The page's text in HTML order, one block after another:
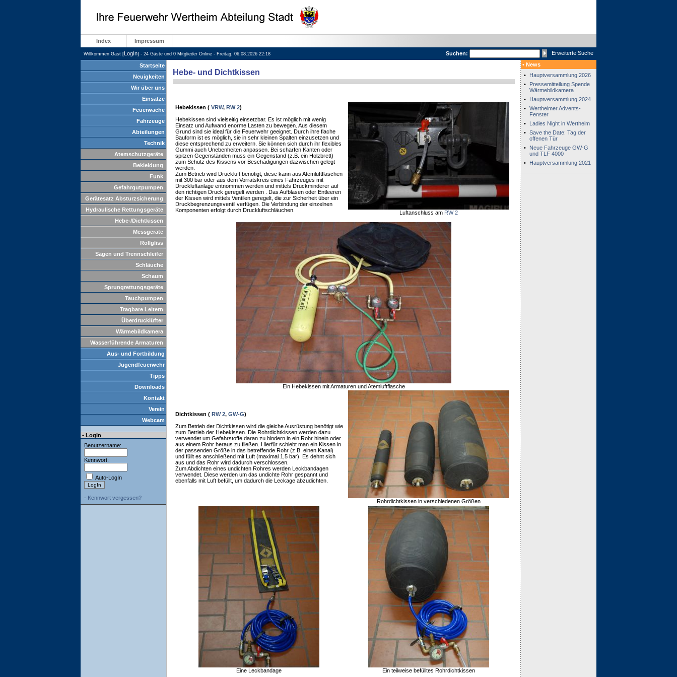
Index Impressum
Willkommen Gast [LogIn] - 24 Gäste und 0 Mitglieder Online - Freitag, 06.08.2026 22:18 Suchen: Erweiterte Suche
Startseite
Neuigkeiten
Wir über uns
Einsätze
Feuerwache
Fahrzeuge
Abteilungen
Technik
Atemschutzgeräte
Bekleidung
Funk
Gefahrgutpumpen
Gerätesatz Absturzsicherung
Hydraulische Rettungsgeräte
Hebe-/Dichtkissen
Messgeräte
Rollgliss
Sägen und Trennschleifer
Schläuche
Schaum
Sprungrettungsgeräte
Tauchpumpen
Tragbare Leitern
Überdrucklüfter
Wärmebildkamera
Wasserführende Armaturen
Aus- und Fortbildung
Jugendfeuerwehr
Tipps
Downloads
Kontakt
Verein
Webcam
• LogIn
Benutzername:
Kennwort:
Auto-LogIn
- Kennwort vergessen?
Hebe- und Dichtkissen
Hebekissen (VRW, RW 2)
Hebekissen sind vielseitig einsetzbar. Es ist möglich mit wenig
Einsatz und Aufwand enorme Lasten zu bewegen. Aus diesem
Grund sind sie ideal für die Feuerwehr geeignet. Durch ihre flache
Bauform ist es möglich, sie in sehr kleinen Spalten einzusetzen und
diese entsprechend zu erweitern. Sie können sich durch ihr flexibles
Gummi auch Unebenheiten anpassen. Bei scharfen Kanten oder
spitzen Gegenständen muss ein Gegenstand (z.B. ein Holzbrett)
zum Schutz des Kissens vor Beschädigungen dazwischen gelegt
werden.
Zum Betrieb wird Druckluft benötigt, diese kann aus Atemluftflaschen
mit 300 bar oder aus dem Vorratskreis eines Fahrzeuges mit
Druckluftanlage entnommen werden und mittels Druckminderer auf
den richtigen Druck geregelt werden . Das Aufblasen oder Entleeren
der Kissen wird mittels Ventilen geregelt, die zur Sicherheit über ein
Druckbegrenzungsventil verfügen. Die Verbindung der einzelnen
Komponenten erfolgt durch Druckluftschläuchen.
Luftanschluss am RW 2
Ein Hebekissen mit Armaturen und Atemluftflasche
Dichtkissen (RW 2, GW-G)
Zum Betrieb der Dichtkissen wird die gleiche Ausrüstung benötigt wie
zum Betrieb der Hebekissen. Die Rohrdichtkissen werden dazu
verwendet um Gefahrstoffe daran zu hindern in ein Rohr hinein oder
aus einem Rohr heraus zu fließen. Hierfür schiebt man ein Kissen in
der passenden Größe in das betreffende Rohr (z.B. einen Kanal)
und füllt es anschließend mit Luft (maximal 1,5 bar). Es dehnt sich
aus und das Rohr wird dadurch verschlossen.
Zum Abdichten eines undichten Rohres werden Leckbandagen
verwendet. Diese werden um das undichte Rohr gespannt und
ebenfalls mit Luft befüllt, um dadurch die Leckage abzudichten.
Rohrdichtkissen in verschiedenen Größen
Eine Leckbandage Ein teilweise befülltes Rohrdichtkissen
• News
•
Hauptversammlung 2026
•
Pressemitteilung Spende
Wärmebildkamera
•
Hauptversammlung 2024
• Wertheimer Advents-
Fenster
•
Ladies Night in Wertheim
• Save the Date: Tag der
offenen Tür
•
Neue Fahrzeuge GW-G
und TLF 4000
•
Hauptversammlung 2021